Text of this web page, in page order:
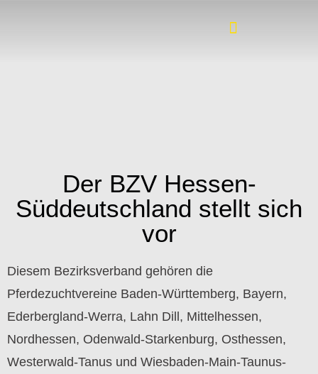
Der BZV Hessen-
Süddeutschland stellt sich
vor
Diesem Bezirksverband gehören die
Pferdezuchtvereine Baden-Württemberg, Bayern,
Ederbergland-Werra, Lahn Dill, Mittelhessen,
Nordhessen, Odenwald-Starkenburg, Osthessen,
Westerwald-Tanus und Wiesbaden-Main-Taunus-